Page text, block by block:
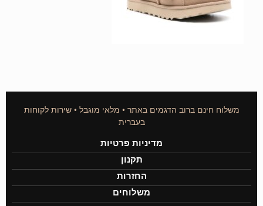
משלוח חינם ברוב הדגמים באתר • מלאי מוגבל • שירות לקוחות
בעברית
מדיניות פרטיות
תקנון
החזרות
משלוחים